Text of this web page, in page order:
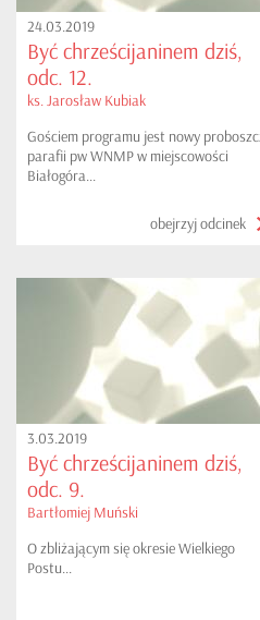
24.03.2019
Być chrześcijaninem dziś,
odc. 12.
ks. Jarosław Kubiak
Gościem programu jest nowy
parafii pw WNMP w miejscowości
Białogóra...
obejrzyj odcinek
3.03.2019
Być chrześcijaninem dziś,
odc. 9.
Bartłomiej Muński
O zbliżającym się okresie Wielkiego
Postu...